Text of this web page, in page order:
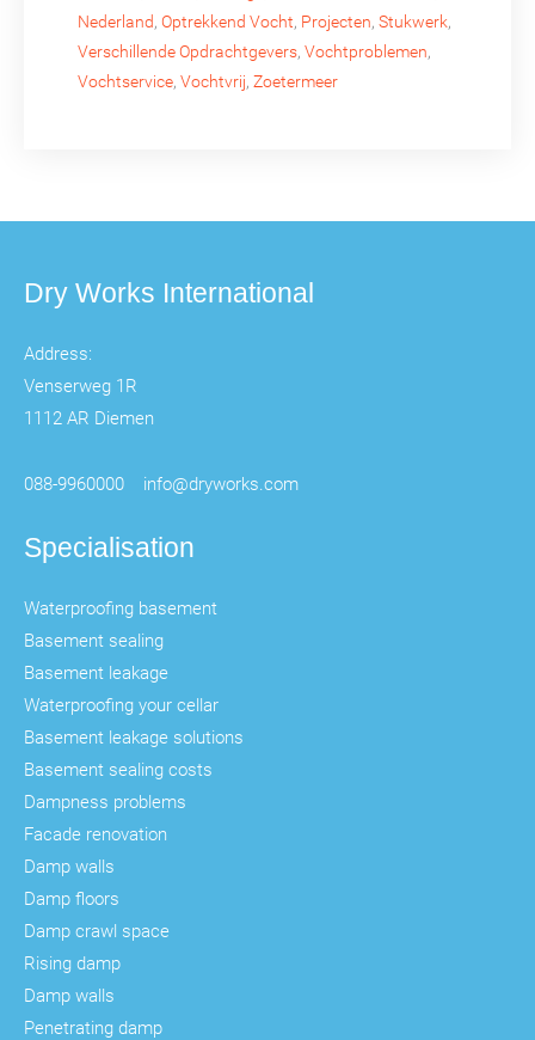
Nederland, Optrekkend Vocht, Projecten, Stukwerk,
Verschillende Opdrachtgevers, Vochtproblemen,
Vochtservice, Vochtvrij, Zoetermeer
Dry Works International
Address:
Venserweg 1R
1112 AR Diemen
088-9960000 info@dryworks.com
Specialisation
Waterproofing basement
Basement sealing
Basement leakage
Waterproofing your cellar
Basement leakage solutions
Basement sealing costs
Dampness problems
Facade renovation
Damp walls
Damp floors
Damp crawl space
Rising damp
Damp walls
Penetrating damp